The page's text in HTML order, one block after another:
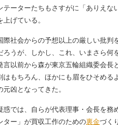
テーターたちもさすがに「ありえな
げている。
社会からの予想以上の厳しい批判
ろうが、しかし、これ、いまさら
言以前から森が東京五輪組織委会長
はもちろん、ほかにも眉をひそめる
凶となってきた。
では、自らが代表理事・会長を務
ター」が買収工作のための裏金づく